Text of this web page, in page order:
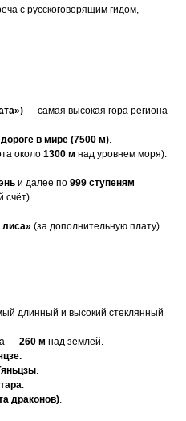
с русскоговорящим гидом,
— самая высокая гора региона
в мире (7500 м).
около 1300 м над уровнем моря).
и далее по 999 ступеням
счёт).
лиса» (за дополнительную плату).
длинный и высокий стеклянный
— 260 м над землёй.
.
.
драконов).